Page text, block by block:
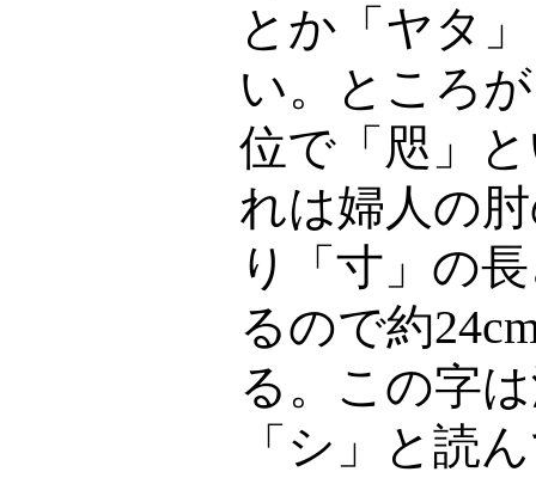
とか「ヤタ
い。ところ
位で「咫」
れは婦人の
り「寸」の
るので約
る。この字
「シ」と読